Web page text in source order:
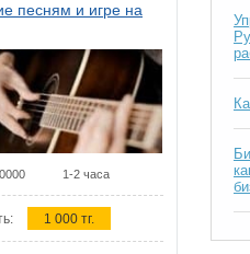
песням и игре на
1-2 часа
1 000 тг.